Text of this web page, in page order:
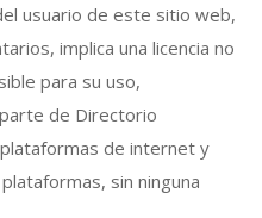
usuario de este sitio web,
implica una licencia no
para su uso,
de Directorio
de internet y
sin ninguna